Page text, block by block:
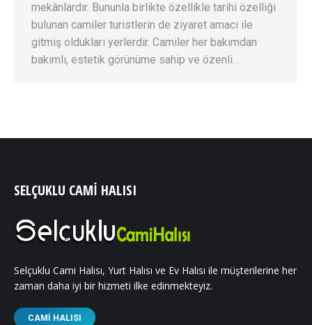
mekânlardır. Bununla birlikte özellikle tarihi özelliği
bulunan camiler turistlerin de ziyaret amacı ile
gitmiş oldukları yerlerdir. Camiler her bakımdan
bakımlı, estetik görünüme sahip ve özenli…
SELÇUKLU CAMI HALISI
Selçuklu Cami Halısı, Yurt Halısı ve Ev Halısı ile müşterilerine her
zaman daha iyi bir hizmeti ilke edinmekteyiz.
CAMI HALISI